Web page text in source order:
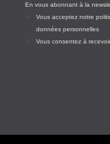
En vous abonnant à la
Vous acceptez notre
données personnelles
Vous consentez à